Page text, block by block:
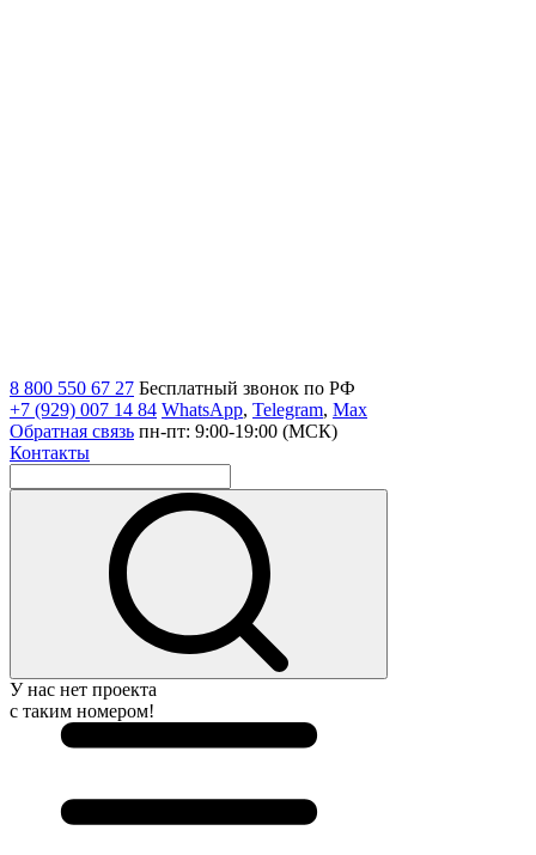
8 800 550 67 27 Бесплатный звонок по РФ
+7 (929) 007 14 84 WhatsApp, Telegram, Max
Обратная связь пн-пт: 9:00-19:00 (МСК)
Контакты
У нас нет проекта
с таким номером!